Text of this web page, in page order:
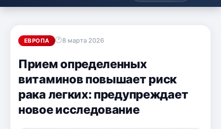
ЕВРОПА 8 марта 2026
Прием определенных
витаминов повышает риск
рака легких: предупреждает
новое исследование